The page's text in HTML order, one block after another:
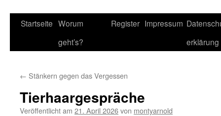
Startseite Worum
geht’s?
Register Impressum
erklärung
← Stänkern gegen das Vergessen
Tierhaargespräche
Veröffentlicht am 21. April 2026von montyarnold